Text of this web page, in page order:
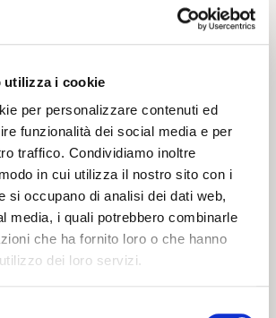
utilizza i cookie
per personalizzare contenuti ed
funzionalità dei social media e per
traffico. Condividiamo inoltre
in cui utilizza il nostro sito con i
si occupano di analisi dei dati web,
media, i quali potrebbero combinarle
che ha fornito loro o che hanno
dei loro servizi.
–
03 2024
San Valentino in
Kids’ Stand
20 02 2024